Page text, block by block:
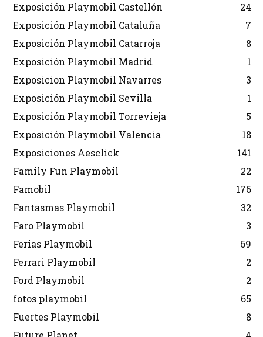
Exposición Playmobil Castellón
24
Exposición Playmobil Cataluña
7
Exposición Playmobil Catarroja
8
Exposición Playmobil Madrid
1
Exposicion Playmobil Navarres
3
Exposición Playmobil Sevilla
1
Exposición Playmobil Torrevieja
5
Exposición Playmobil Valencia
18
Exposiciones Aesclick
141
Family Fun Playmobil
22
Famobil
176
Fantasmas Playmobil
32
Faro Playmobil
3
Ferias Playmobil
69
Ferrari Playmobil
2
Ford Playmobil
2
fotos playmobil
65
Fuertes Playmobil
8